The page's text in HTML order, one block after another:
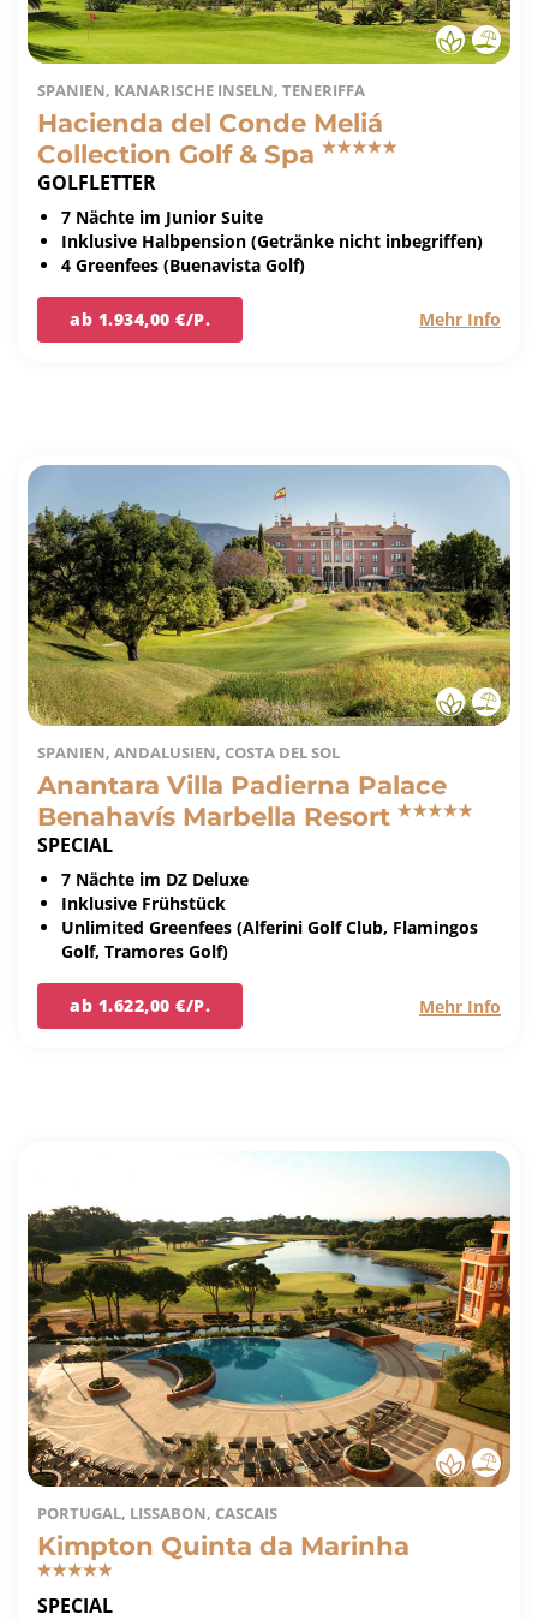
SPANIEN, KANARISCHE INSELN, TENERIFFA
Hacienda del Conde Meliá
Collection Golf & Spa
GOLFLETTER
7 Nächte im Junior Suite
Inklusive Halbpension (Getränke nicht inbegriffen)
4 Greenfees (Buenavista Golf)
ab 1.934,00 €/P. Mehr Info
SPANIEN, ANDALUSIEN, COSTA DEL SOL
Anantara Villa Padierna Palace
Benahavís Marbella Resort
SPECIAL
7 Nächte im DZ Deluxe
Inklusive Frühstück
Unlimited Greenfees (Alferini Golf Club, Flamingos
Golf, Tramores Golf)
ab 1.622,00 €/P. Mehr Info
PORTUGAL, LISSABON, CASCAIS
Kimpton Quinta da Marinha
SPECIAL